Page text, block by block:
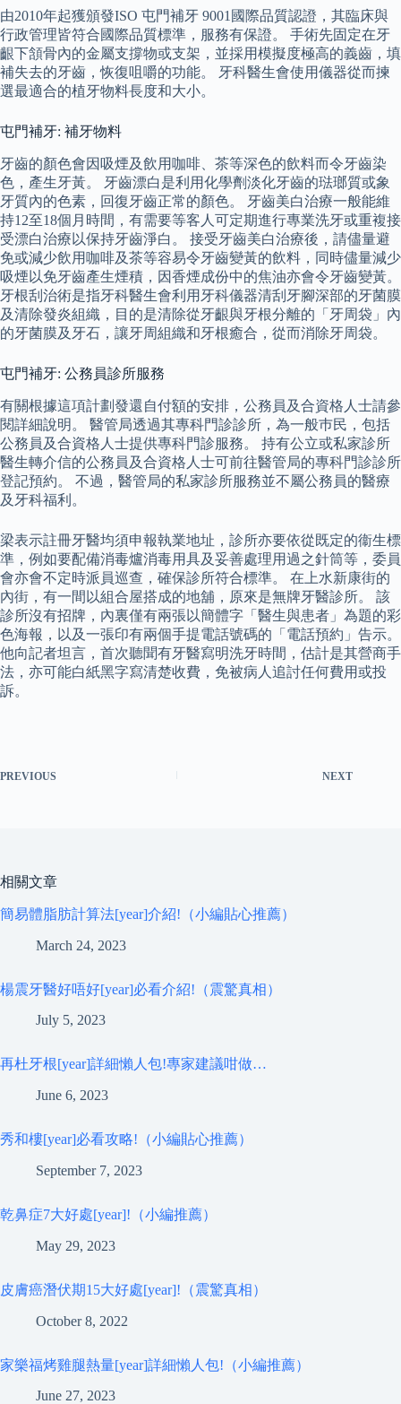
由2010年起獲頒發ISO 屯門補牙 9001國際品質認證，其臨床與
行政管理皆符合國際品質標準，服務有保證。 手術先固定在牙
齦下頷骨內的金屬支撐物或支架，並採用模擬度極高的義齒，填
補失去的牙齒，恢復咀嚼的功能。 牙科醫生會使用儀器從而揀
選最適合的植牙物料長度和大小。
屯門補牙: 補牙物料
牙齒的顏色會因吸煙及飲用咖啡、茶等深色的飲料而令牙齒染
色，產生牙黃。 牙齒漂白是利用化學劑淡化牙齒的琺瑯質或象
牙質內的色素，回復牙齒正常的顏色。 牙齒美白治療一般能維
持12至18個月時間，有需要等客人可定期進行專業洗牙或重複接
受漂白治療以保持牙齒淨白。 接受牙齒美白治療後，請儘量避
免或減少飲用咖啡及茶等容易令牙齒變黃的飲料，同時儘量減少
吸煙以免牙齒產生煙積，因香煙成份中的焦油亦會令牙齒變黃。
牙根刮治術是指牙科醫生會利用牙科儀器清刮牙腳深部的牙菌膜
及清除發炎組織，目的是清除從牙齦與牙根分離的「牙周袋」內
的牙菌膜及牙石，讓牙周組織和牙根癒合，從而消除牙周袋。
屯門補牙: 公務員診所服務
有關根據這項計劃發還自付額的安排，公務員及合資格人士請參
閱詳細說明。 醫管局透過其專科門診診所，為一般巿民，包括
公務員及合資格人士提供專科門診服務。 持有公立或私家診所
醫生轉介信的公務員及合資格人士可前往醫管局的專科門診診所
登記預約。 不過，醫管局的私家診所服務並不屬公務員的醫療
及牙科福利。
梁表示註冊牙醫均須申報執業地址，診所亦要依從既定的衞生標
準，例如要配備消毒爐消毒用具及妥善處理用過之針筒等，委員
會亦會不定時派員巡查，確保診所符合標準。 在上水新康街的
內街，有一間以組合屋搭成的地舖，原來是無牌牙醫診所。 該
診所沒有招牌，內裏僅有兩張以簡體字「醫生與患者」為題的彩
色海報，以及一張印有兩個手提電話號碼的「電話預約」告示。
他向記者坦言，首次聽聞有牙醫寫明洗牙時間，估計是其營商手
法，亦可能白紙黑字寫清楚收費，免被病人追討任何費用或投
訴。
PREVIOUS NEXT
相關文章
簡易體脂肪計算法[year]介紹!（小編貼心推薦）
March 24, 2023
楊震牙醫好唔好[year]必看介紹!（震驚真相）
July 5, 2023
再杜牙根[year]詳細懶人包!專家建議咁做…
June 6, 2023
秀和樓[year]必看攻略!（小編貼心推薦）
September 7, 2023
乾鼻症7大好處[year]!（小編推薦）
May 29, 2023
皮膚癌潛伏期15大好處[year]!（震驚真相）
October 8, 2022
家樂福烤雞腿熱量[year]詳細懶人包!（小編推薦）
June 27, 2023